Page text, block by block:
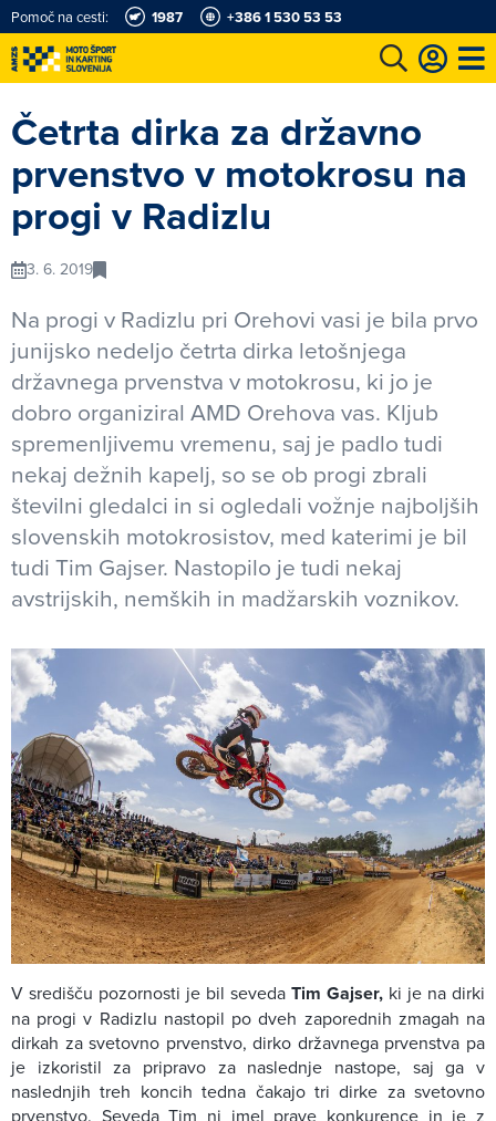
Pomoč na cesti: 1987 +386 1 530 53 53
Četrta dirka za državno
prvenstvo v motokrosu na
progi v Radizlu
3. 6. 2019
Na progi v Radizlu pri Orehovi vasi je bila prvo
junijsko nedeljo četrta dirka letošnjega
državnega prvenstva v motokrosu, ki jo je
dobro organiziral AMD Orehova vas. Kljub
spremenljivemu vremenu, saj je padlo tudi
nekaj dežnih kapelj, so se ob progi zbrali
številni gledalci in si ogledali vožnje najboljših
slovenskih motokrosistov, med katerimi je bil
tudi Tim Gajser. Nastopilo je tudi nekaj
avstrijskih, nemških in madžarskih voznikov.
V središču pozornosti je bil seveda Tim Gajser, ki je na dirki
na progi v Radizlu nastopil po dveh zaporednih zmagah na
dirkah za svetovno prvenstvo, dirko državnega prvenstva pa
je izkoristil za pripravo za naslednje nastope, saj ga v
naslednjih treh koncih tedna čakajo tri dirke za svetovno
prvenstvo. Seveda Tim ni imel prave konkurence in je z